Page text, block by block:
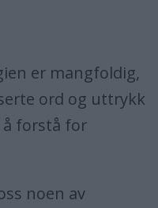
er mangfoldig,
ord og uttrykk
forstå for
noen av